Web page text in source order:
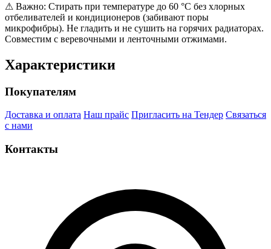
⚠ Важно: Стирать при температуре до 60 °C без хлорных
отбеливателей и кондиционеров (забивают поры
микрофибры). Не гладить и не сушить на горячих радиаторах.
Совместим с веревочными и ленточными отжимами.
Характеристики
Покупателям
Доставка и оплата Наш прайс Пригласить на Тендер Связаться
с нами
Контакты